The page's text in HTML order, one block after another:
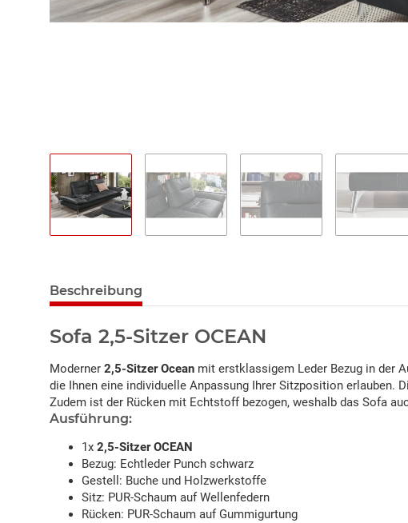
Beschreibung
Sofa 2,5-Sitzer OCEAN
Moderner 2,5-Sitzer Ocean mit erstklassigem Leder Bezug in der
die Ihnen eine individuelle Anpassung Ihrer Sitzposition erlauben.
Zudem ist der Rücken mit Echtstoff bezogen, weshalb das Sofa
Ausführung:
1x 2,5-Sitzer OCEAN
Bezug: Echtleder Punch schwarz
Gestell: Buche und Holzwerkstoffe
Sitz: PUR-Schaum auf Wellenfedern
Rücken: PUR-Schaum auf Gummigurtung